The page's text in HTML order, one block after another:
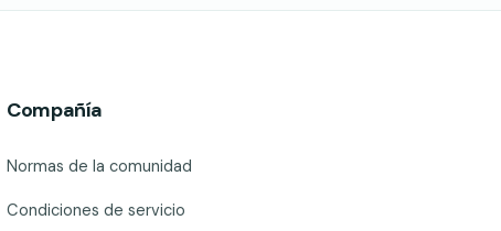
Compañía
Normas de la comunidad
Condiciones de servicio